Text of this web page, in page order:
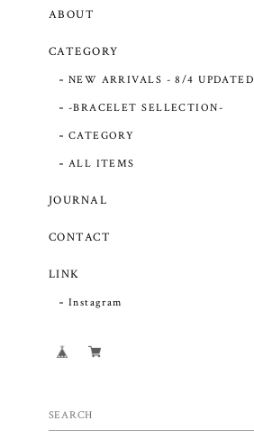
ABOUT
CATEGORY
NEW ARRIVALS - 8/4 UPDATED
-BRACELET SELLECTION-
CATEGORY
ALL ITEMS
JOURNAL
CONTACT
LINK
Instagram